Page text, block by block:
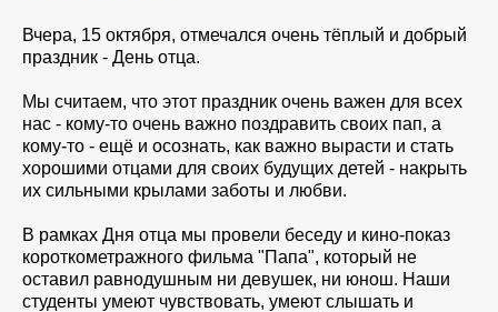
Вчера, 15 октября, отмечался очень тёплый и добрый
праздник - День отца.
Мы считаем, что этот праздник очень важен для всех
нас - кому-то очень важно поздравить своих пап, а
кому-то - ещё и осознать, как важно вырасти и стать
хорошими отцами для своих будущих детей - накрыть
их сильными крылами заботы и любви.
В рамках Дня отца мы провели беседу и кино-показ
короткометражного фильма "Папа", который не
оставил равнодушным ни девушек, ни юнош. Наши
студенты умеют чувствовать, умеют слышать и